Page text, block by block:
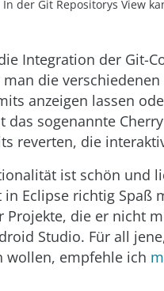
In der Git Repositorys View
Integration der Git-
die
anzeigen lassen
das sogenannte
reverten, die
ist schön und
Eclipse richtig Spaß
Projekte, die er nicht
Studio. Für all
wollen, empfehle ich